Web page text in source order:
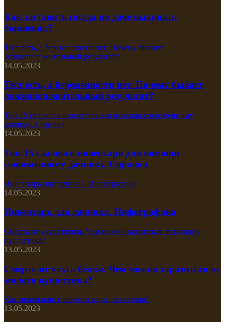
Как заставить соседа по даче выкопать
борщевик?
Тест есть, а беременности нет. Почему бывает
ложноположительный результат?
14.05.2023
Тест есть, а беременности нет. Почему бывает
ложноположительный результат?
Топ-15 садового инвентаря для помощи современному
дачнику. Справка
14.05.2023
Топ-15 садового инвентаря для помощи
современному дачнику. Справка
Инвентарь для дачника. Инфографика
14.05.2023
Инвентарь для дачника. Инфографика
Смерть от укуса белки. Чем можно заразиться от милого
пушистика?
13.05.2023
Смерть от укуса белки. Чем можно заразиться от
милого пушистика?
Как правильно провести аэрацию газона?
13.05.2023